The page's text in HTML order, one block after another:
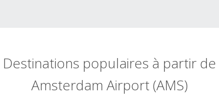
Destinations populaires à partir de
Amsterdam Airport (AMS)